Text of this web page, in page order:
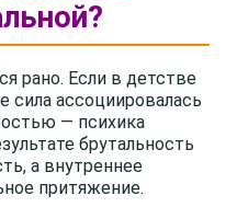
рано. Если в детстве
сила ассоциировалась
— психика
брутальность
а внутреннее
притяжение.